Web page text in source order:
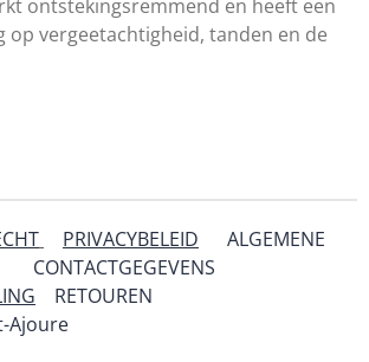
ontstekingsremmend en heeft een
op vergeetachtigheid, tanden en de
PRIVACYBELEID
ALGEMENE
CONTACTGEGEVENS
RETOUREN
Ajoure